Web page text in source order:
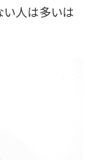
い人は多いは